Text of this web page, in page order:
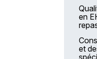
en
et